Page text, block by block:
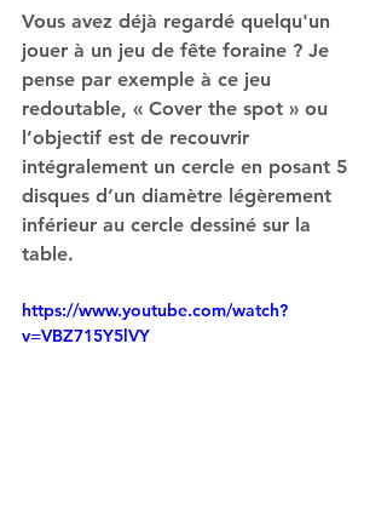
Vous avez déjà regardé quelqu'un
jouer à un jeu de fête foraine ? Je
pense par exemple à ce jeu
redoutable, « Cover the spot » ou
l’objectif est de recouvrir
intégralement un cercle en posant 5
disques d’un diamètre légèrement
inférieur au cercle dessiné sur la
table.
https://www.youtube.com/watch?
v=VBZ715Y5lVY